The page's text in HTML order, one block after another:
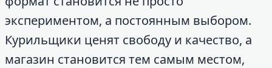
экспериментом, а постоянным выбором.
Курильщики ценят свободу и качество, а
магазин становится тем самым местом,